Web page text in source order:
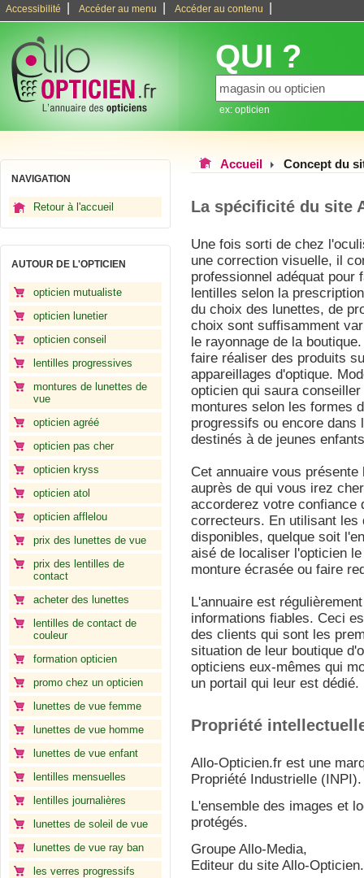
Accessibilité Accéder au menu Accéder au contenu
QUI ?
ex: opticien
NAVIGATION
Retour à l'accueil
AUTOUR DE L'OPTICIEN
opticien mutualiste
opticien lunetier
opticien conseil
lentilles progressives
montures de lunettes de
vue
opticien agréé
opticien pas cher
opticien kryss
opticien atol
opticien afflelou
prix des lunettes de vue
prix des lentilles de
contact
acheter des lunettes
lentilles de contact de
couleur
formation opticien
promo chez un opticien
lunettes de vue femme
lunettes de vue homme
lunettes de vue enfant
lentilles mensuelles
lentilles journalières
lunettes de soleil de vue
lunettes de vue ray ban
les verres progressifs
Accueil Concept du
La spécificité du site
Une fois sorti de chez
une correction visuelle, il
professionnel adéquat
lentilles selon la
du choix des lunettes, de
choix sont suffisamment
le rayonnage de la
faire réaliser des produits
appareillages d'optique.
opticien qui saura
montures selon les formes
progressifs ou encore
destinés à de jeunes
Cet annuaire vous
auprès de qui vous irez
accorderez votre confiance
correcteurs. En utilisant les
disponibles, quelque soit
aisé de localiser l'opticien
monture écrasée ou faire
L'annuaire est
informations fiables. Ceci
des clients qui sont les
situation de leur boutique
opticiens eux-mêmes qui
un portail qui leur est dédié.
Propriété
Allo-Opticien.fr est une
Propriété Industrielle (INPI).
L'ensemble des images et
protégés.
Groupe Allo-Media,
Editeur du site Allo-